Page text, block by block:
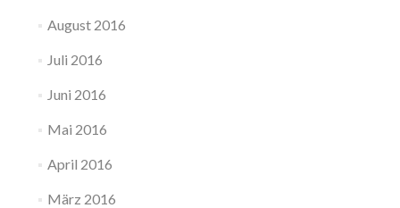
August 2016
Juli 2016
Juni 2016
Mai 2016
April 2016
März 2016